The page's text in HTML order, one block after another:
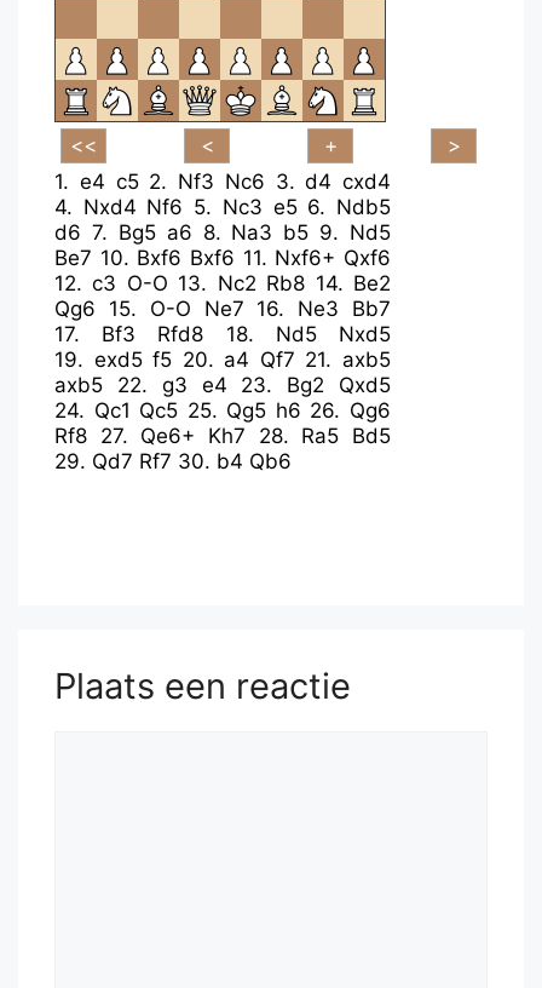
1. e4 c5 2. Nf3 Nc6 3.d4 cxd4
4. Nxd4 Nf6 5. Nc3 e5 6. Ndb5
d6 7. Bg5 a6 8. Na3 b5 9. Nd5
Be7 10. Bxf6 Bxf6 11. Nxf6+ Qxf6
12.c3 O-O 13. Nc2 Rb8 14. Be2
Qg6
15. O-O Ne7 16. Ne3
Bb7
17. Bf3 Rfd8 18. Nd5
Nxd5
19. exd5 f5 20. a4 Qf7 21. axb5
axb5
22. g3 e4 23. Bg2
Qxd5
24. Qc1 Qc5 25. Qg5 h6 26. Qg6
Rf8 27. Qe6+ Kh7 28. Ra5 Bd5
29. Qd7 Rf7 30. b4 Qb6
Plaats een reactie